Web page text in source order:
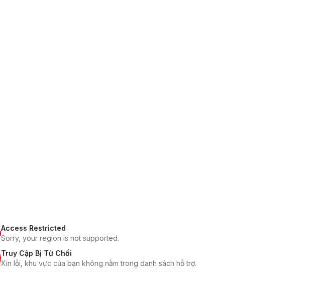
Access Restricted
Sorry, your region is not supported.
Truy Cập Bị Từ Chối
Xin lỗi, khu vực của bạn không nằm trong danh sách hỗ trợ.